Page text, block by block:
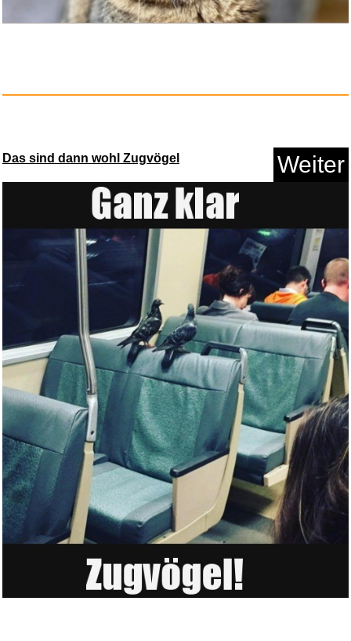
Kabel...
Anzeige
Shelter...
Anzeige
Das sind dann wohl Zugvögel Weiter